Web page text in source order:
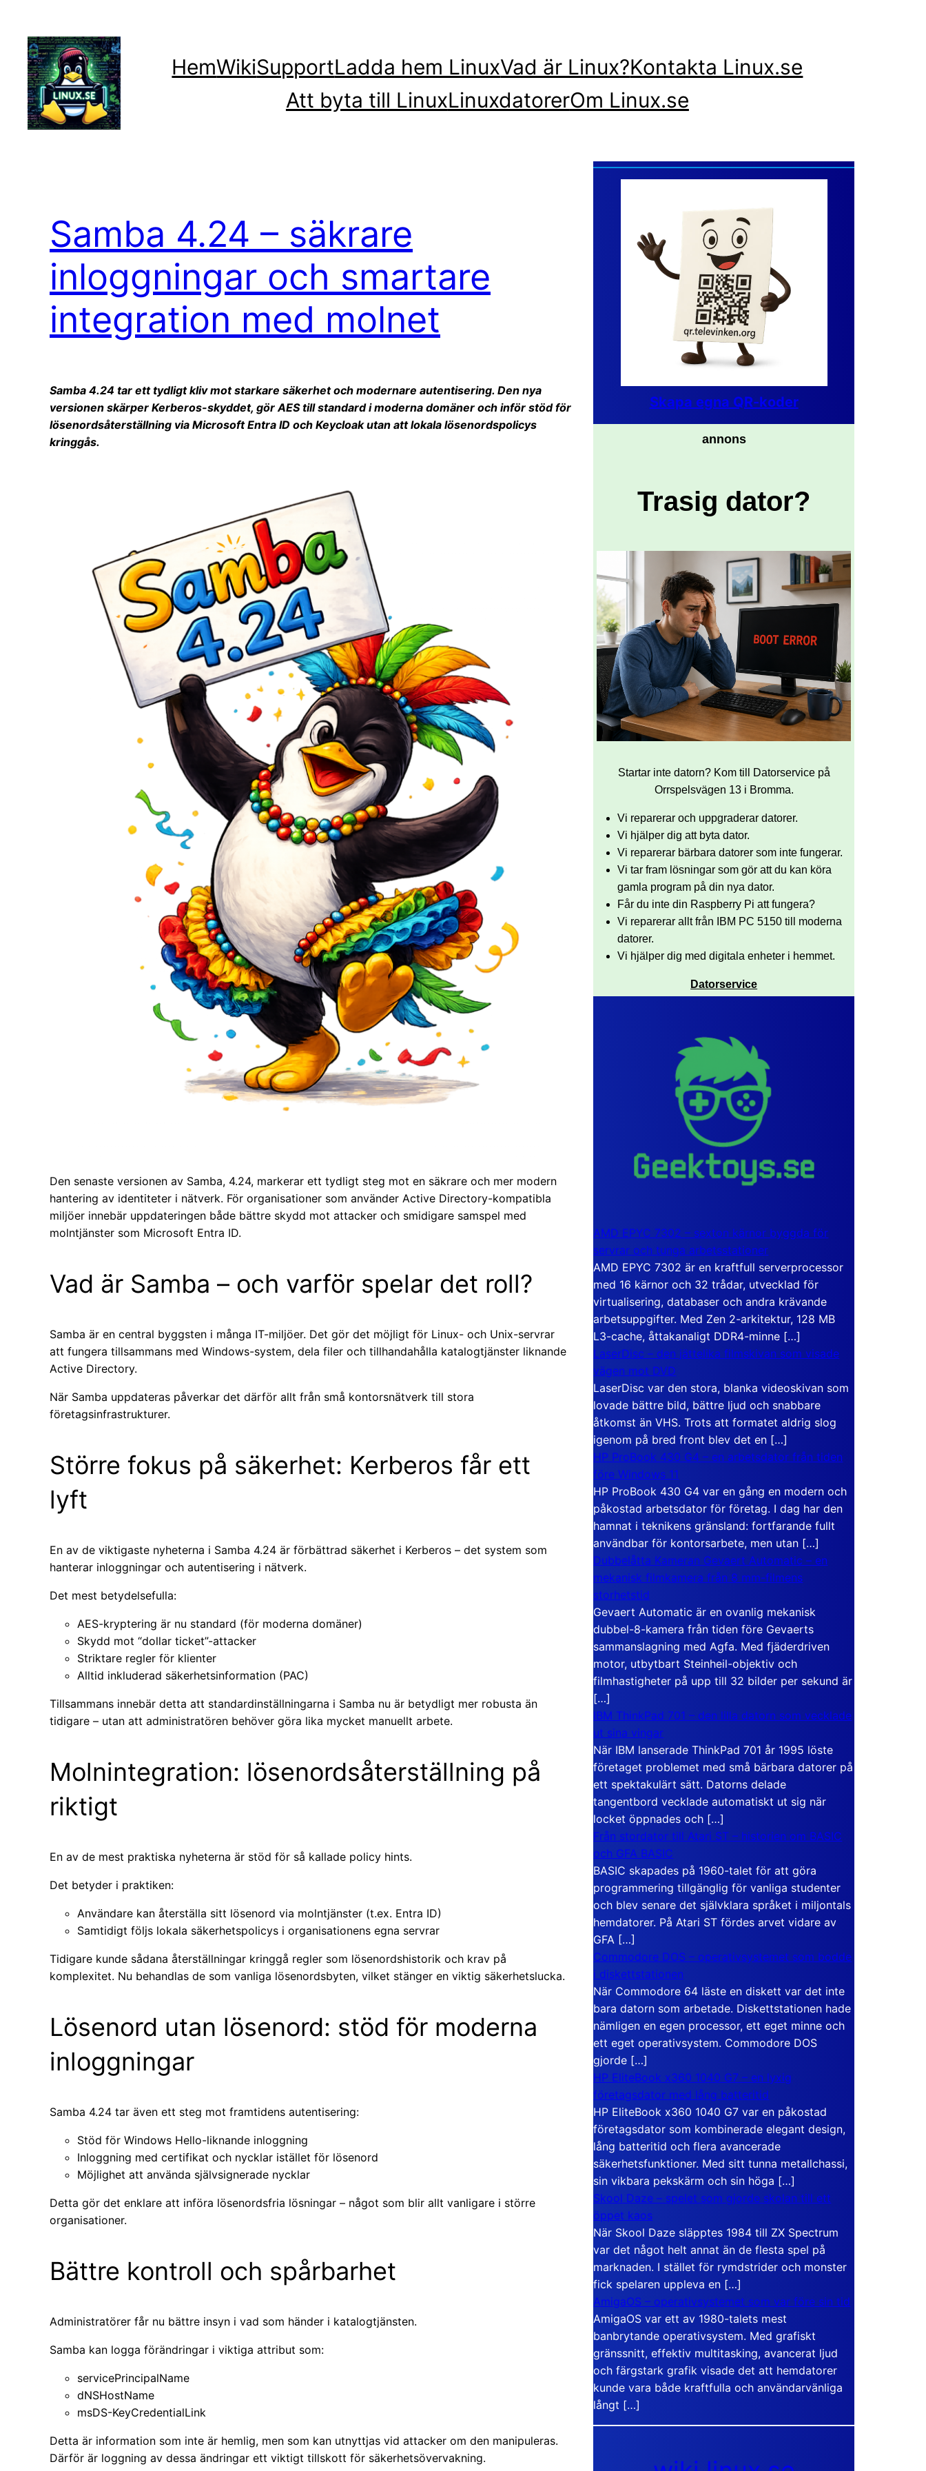
innehåll
HemWikiSupportLadda hem LinuxVad är Linux?Kontakta Linux.se
Att byta till LinuxLinuxdatorerOm Linux.se
Samba 4.24 – säkrare
inloggningar och smartare
integration med molnet
Samba 4.24 tar ett tydligt kliv mot starkare säkerhet och modernare autentisering. Den nya
versionen skärper Kerberos-skyddet, gör AES till standard i moderna domäner och inför stöd för
lösenordsåterställning via Microsoft Entra ID och Keycloak utan att lokala lösenordspolicys
kringgås.
Den senaste versionen av Samba, 4.24, markerar ett tydligt steg mot en säkrare och mer modern
hantering av identiteter i nätverk. För organisationer som använder Active Directory-kompatibla
miljöer innebär uppdateringen både bättre skydd mot attacker och smidigare samspel med
molntjänster som Microsoft Entra ID.
Vad är Samba – och varför spelar det roll?
Samba är en central byggsten i många IT-miljöer. Det gör det möjligt för Linux- och Unix-servrar
att fungera tillsammans med Windows-system, dela filer och tillhandahålla katalogtjänster liknande
Active Directory.
När Samba uppdateras påverkar det därför allt från små kontorsnätverk till stora
företagsinfrastrukturer.
Större fokus på säkerhet: Kerberos får ett
lyft
En av de viktigaste nyheterna i Samba 4.24 är förbättrad säkerhet i Kerberos – det system som
hanterar inloggningar och autentisering i nätverk.
Det mest betydelsefulla:
AES-kryptering är nu standard (för moderna domäner)
Skydd mot “dollar ticket”-attacker
Striktare regler för klienter
Alltid inkluderad säkerhetsinformation (PAC)
Tillsammans innebär detta att standardinställningarna i Samba nu är betydligt mer robusta än
tidigare – utan att administratören behöver göra lika mycket manuellt arbete.
Molnintegration: lösenordsåterställning på
riktigt
En av de mest praktiska nyheterna är stöd för så kallade policy hints.
Det betyder i praktiken:
Användare kan återställa sitt lösenord via molntjänster (t.ex. Entra ID)
Samtidigt följs lokala säkerhetspolicys i organisationens egna servrar
Tidigare kunde sådana återställningar kringgå regler som lösenordshistorik och krav på
komplexitet. Nu behandlas de som vanliga lösenordsbyten, vilket stänger en viktig säkerhetslucka.
Lösenord utan lösenord: stöd för moderna
inloggningar
Samba 4.24 tar även ett steg mot framtidens autentisering:
Stöd för Windows Hello-liknande inloggning
Inloggning med certifikat och nycklar istället för lösenord
Möjlighet att använda självsignerade nycklar
Detta gör det enklare att införa lösenordsfria lösningar – något som blir allt vanligare i större
organisationer.
Bättre kontroll och spårbarhet
Administratörer får nu bättre insyn i vad som händer i katalogtjänsten.
Samba kan logga förändringar i viktiga attribut som:
servicePrincipalName
dNSHostName
msDS-KeyCredentialLink
Detta är information som inte är hemlig, men som kan utnyttjas vid attacker om den manipuleras.
Därför är loggning av dessa ändringar ett viktigt tillskott för säkerhetsövervakning.
Skapa egna QR-koder
annons
Trasig dator?
Startar inte datorn? Kom till Datorservice på
Orrspelsvägen 13 i Bromma.
Vi reparerar och uppgraderar datorer.
Vi hjälper dig att byta dator.
Vi reparerar bärbara datorer som inte fungerar.
Vi tar fram lösningar som gör att du kan köra
gamla program på din nya dator.
Får du inte din Raspberry Pi att fungera?
Vi reparerar allt från IBM PC 5150 till moderna
datorer.
Vi hjälper dig med digitala enheter i hemmet.
Datorservice
AMD EPYC 7302 – sexton kärnor byggda för
servrar och tunga arbetsstationer
AMD EPYC 7302 är en kraftfull serverprocessor
med 16 kärnor och 32 trådar, utvecklad för
virtualisering, databaser och andra krävande
arbetsuppgifter. Med Zen 2-arkitektur, 128 MB
L3-cache, åttakanaligt DDR4-minne […]
LaserDisc – den jättelika filmskivan som visade
vägen mot DVD
LaserDisc var den stora, blanka videoskivan som
lovade bättre bild, bättre ljud och snabbare
åtkomst än VHS. Trots att formatet aldrig slog
igenom på bred front blev det en […]
HP ProBook 430 G4 – en arbetsdator från tiden
före Windows 11
HP ProBook 430 G4 var en gång en modern och
påkostad arbetsdator för företag. I dag har den
hamnat i teknikens gränsland: fortfarande fullt
användbar för kontorsarbete, men utan […]
Dubbelåtta Kameran Gevaert Automatic – en
mekanisk filmkamera från 8 mm-filmens
storhetstid
Gevaert Automatic är en ovanlig mekanisk
dubbel-8-kamera från tiden före Gevaerts
sammanslagning med Agfa. Med fjäderdriven
motor, utbytbart Steinheil-objektiv och
filmhastigheter på upp till 32 bilder per sekund är
[…]
IBM ThinkPad 701 – den lilla datorn som vecklade
ut sina vingar
När IBM lanserade ThinkPad 701 år 1995 löste
företaget problemet med små bärbara datorer på
ett spektakulärt sätt. Datorns delade
tangentbord vecklade automatiskt ut sig när
locket öppnades och […]
Från stordator till Atari ST – historien om BASIC
och GFA BASIC
BASIC skapades på 1960-talet för att göra
programmering tillgänglig för vanliga studenter
och blev senare det självklara språket i miljontals
hemdatorer. På Atari ST fördes arvet vidare av
GFA […]
Commodore DOS – operativsystemet som bodde
i diskettstationen
När Commodore 64 läste en diskett var det inte
bara datorn som arbetade. Diskettstationen hade
nämligen en egen processor, ett eget minne och
ett eget operativsystem. Commodore DOS
gjorde […]
HP EliteBook x360 1040 G7 – en lyxig
företagsdator med lång batteritid
HP EliteBook x360 1040 G7 var en påkostad
företagsdator som kombinerade elegant design,
lång batteritid och flera avancerade
säkerhetsfunktioner. Med sitt tunna metallchassi,
sin vikbara pekskärm och sin höga […]
Skool Daze – spelet som gjorde skolan till ett
öppet kaos
När Skool Daze släpptes 1984 till ZX Spectrum
var det något helt annat än de flesta spel på
marknaden. I stället för rymdstrider och monster
fick spelaren uppleva en […]
AmigaOS – operativsystemet som var före sin tid
AmigaOS var ett av 1980-talets mest
banbrytande operativsystem. Med grafiskt
gränssnitt, effektiv multitasking, avancerat ljud
och färgstark grafik visade det att hemdatorer
kunde vara både kraftfulla och användarvänliga
långt […]